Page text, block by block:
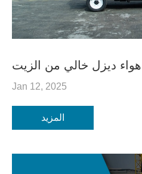
ديزل خالي من الزيت
Jan 12, 2025
المزيد